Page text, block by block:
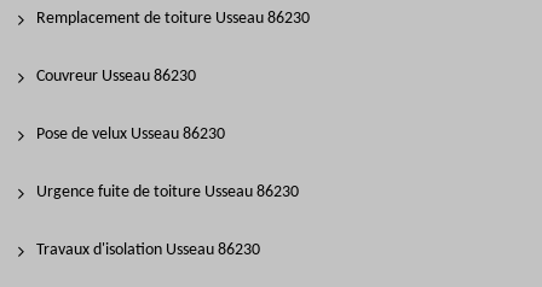
Remplacement de toiture Usseau 86230
Couvreur Usseau 86230
Pose de velux Usseau 86230
Urgence fuite de toiture Usseau 86230
Travaux d'isolation Usseau 86230